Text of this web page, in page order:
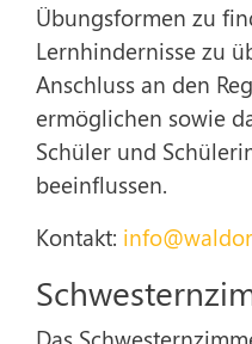
Übungsformen zu
Lernhindernisse zu
Anschluss an den
ermöglichen sowie
Schüler und
beeinflussen.
Kontakt: